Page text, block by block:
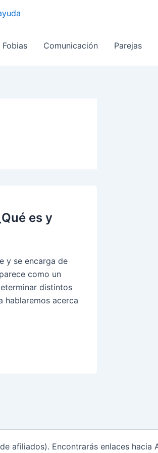
Fobias Comunicación Parejas
es y
y se encarga de
como un
distintos
hablaremos acerca
afiliados). Encontrarás enlaces